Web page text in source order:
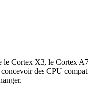
Cortex X3, le Cortex
des CPU